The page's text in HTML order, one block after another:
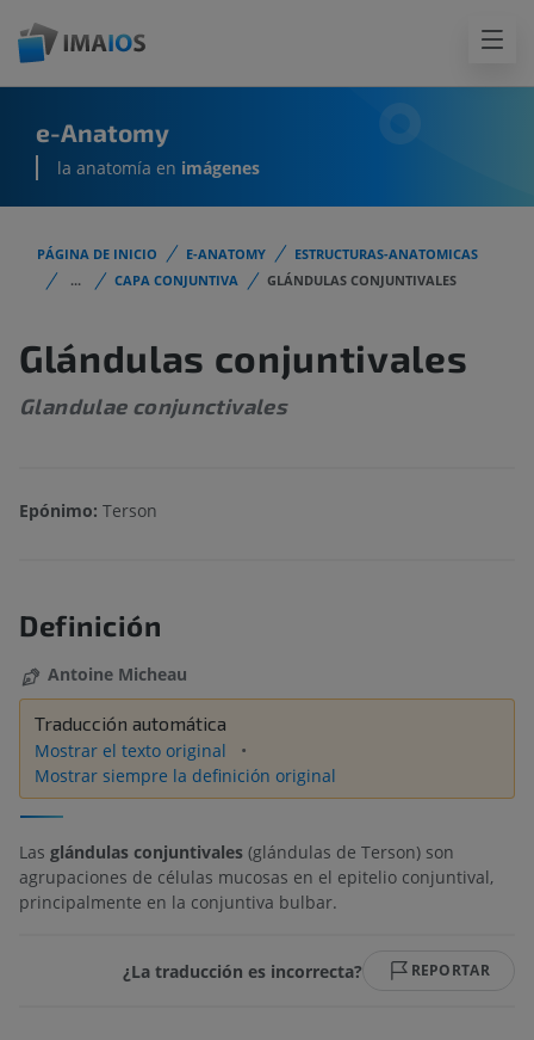
e-Anatomy
la anatomía en imágenes
PÁGINA DE INICIO E-ANATOMY
ESTRUCTURAS-ANATOMICAS
...
CAPA CONJUNTIVA GLÁNDULAS CONJUNTIVALES
Glándulas conjuntivales
Glandulae conjunctivales
Epónimo: Terson
Definición
Antoine Micheau
Traducción automática
Mostrar el texto original
Mostrar siempre la definición original
Las glándulas conjuntivales (glándulas de Terson) son
agrupaciones de células mucosas en el epitelio conjuntival,
principalmente en la conjuntiva bulbar.
¿La traducción es incorrecta? REPORTAR